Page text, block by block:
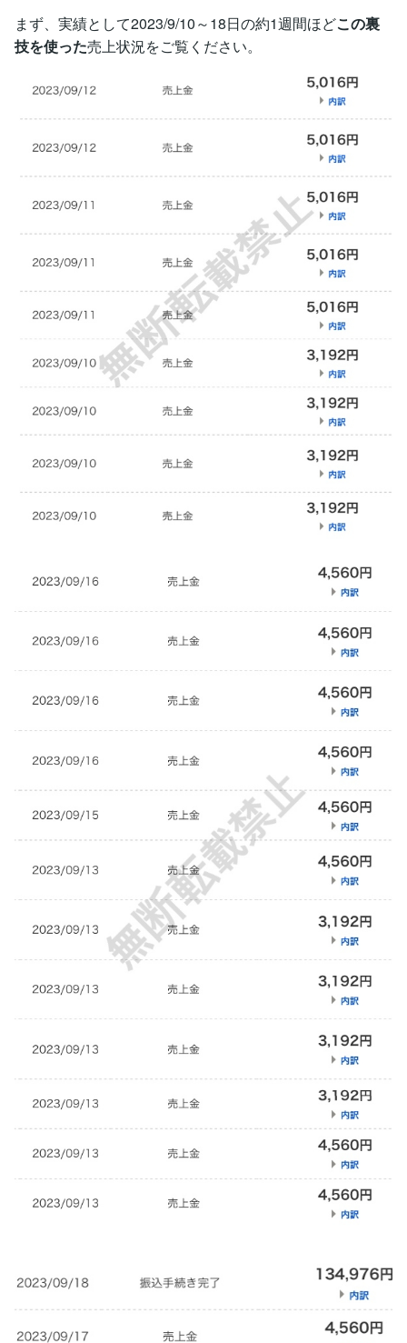
まず、実績として2023/9/10～18日の約1週間ほどこの裏
技を使った売上状況をご覧ください。